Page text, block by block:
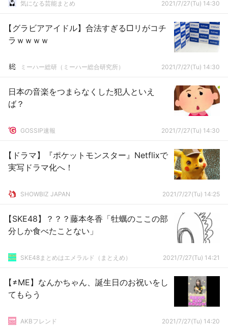
気になる芸能まとめ 2021/7/27(Tu) 14:30
【グラビアアイドル】合法すぎる□リがコチ
ラｗｗｗｗ
ミーハー総研（ミーハー総合研究所） 2021/7/27(Tu) 14:30
日本の音楽をつまらなくした犯人といえ
ば？
GOSSIP速報 2021/7/27(Tu) 14:30
【ドラマ】『ポケットモンスター』Netflixで
実写ドラマ化へ！
SHOWBIZ JAPAN 2021/7/27(Tu) 14:25
【SKE48】？？？藤本冬香「牡蠣のここの部
分しか食べたことない」
SKE48まとめはエメラルド（まとえめ） 2021/7/27(Tu) 14:21
【≠ME】なんかちゃん、誕生日のお祝いをし
てもらう
AKBフレンド 2021/7/27(Tu) 14:20